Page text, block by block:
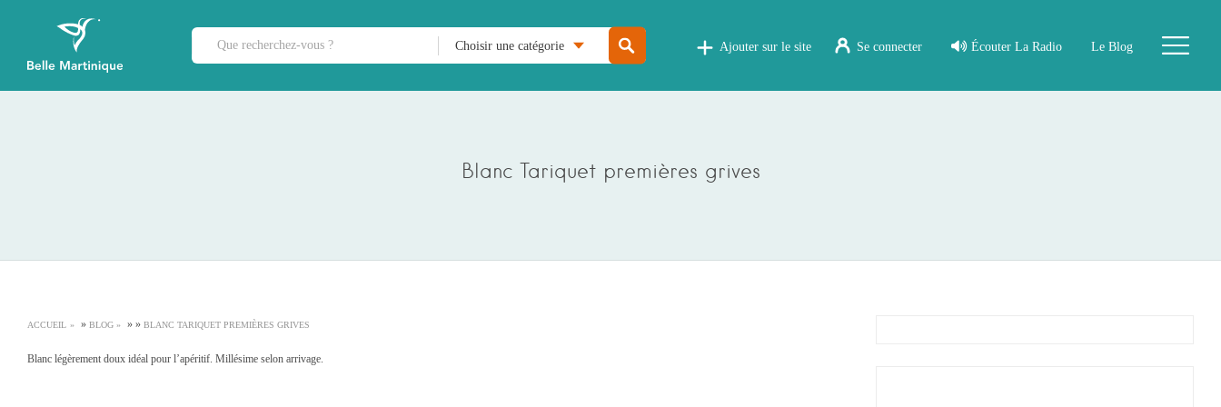
Choisir une catégorie Ajouter sur le site Se connecter Écouter La Radio Le Blog
Blanc Tariquet premières grives
ACCUEIL » BLOG » » BLANC TARIQUET PREMIÈRES GRIVES
Blanc légèrement doux idéal pour l’apéritif. Millésime selon arrivage.